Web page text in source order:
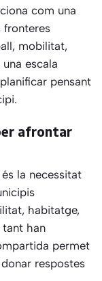
com una
fronteres
mobilitat,
escala
pensant
afrontar
la necessitat
habitatge,
han
permet
respostes